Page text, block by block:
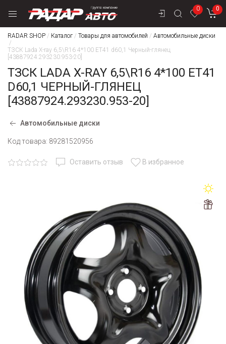
0 0
RADAR SHOP / Каталог / Товары для автомобилей / Автомобильные диски
/
ТЗСК Lada X-ray 6,5\R16 4*100 ET41 d60,1 Черный-глянец
[43887924.293230.953-20]
ТЗСК LADA X-RAY 6,5\R16 4*100 ET41
D60,1 ЧЕРНЫЙ-ГЛЯНЕЦ
[43887924.293230.953-20]
Автомобильные диски
Код товара: 89281520956
Оставить отзыв В избранное